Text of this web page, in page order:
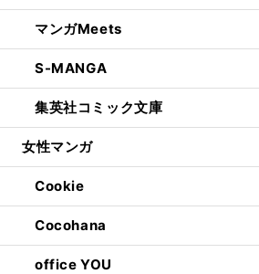
マンガMeets
S-MANGA
集英社コミック文庫
女性マンガ
Cookie
Cocohana
office YOU